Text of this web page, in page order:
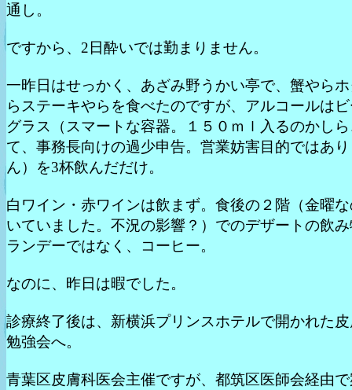
通し。
ですから、2日酔いでは勤まりません。
一昨日はせっかく、あざみ野うかい亭で、蟹やら
らステーキやらを食べたのですが、アルコールは
グラス（スマートな容器。１５０ｍｌ入るのかし
て、事務長向けの過少申告。営業妨害目的ではあ
ん）を3杯飲んだだけ。
白ワイン・赤ワインは飲まず。食後の２階（金曜
いていました。不況の影響？）でのデザートの飲
ランデーではなく、コーヒー。
なのに、昨日は暇でした。
診療終了後は、新横浜プリンスホテルで開かれた
勉強会へ。
青葉区皮膚科医会主催ですが、都筑区医師会経由